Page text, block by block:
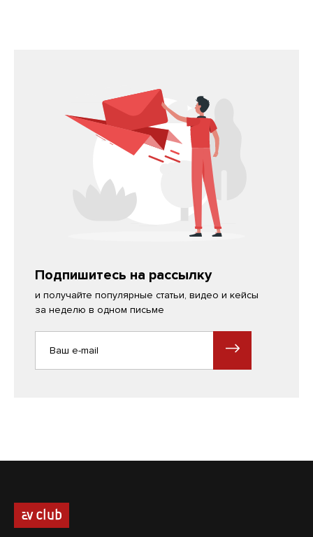
Подпишитесь на рассылку
и получайте популярные статьи, видео и кейсы
за неделю в одном письме